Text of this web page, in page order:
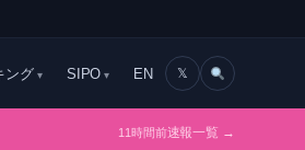
ング SIPO EN 𝕏
11時間前速報一覧 →